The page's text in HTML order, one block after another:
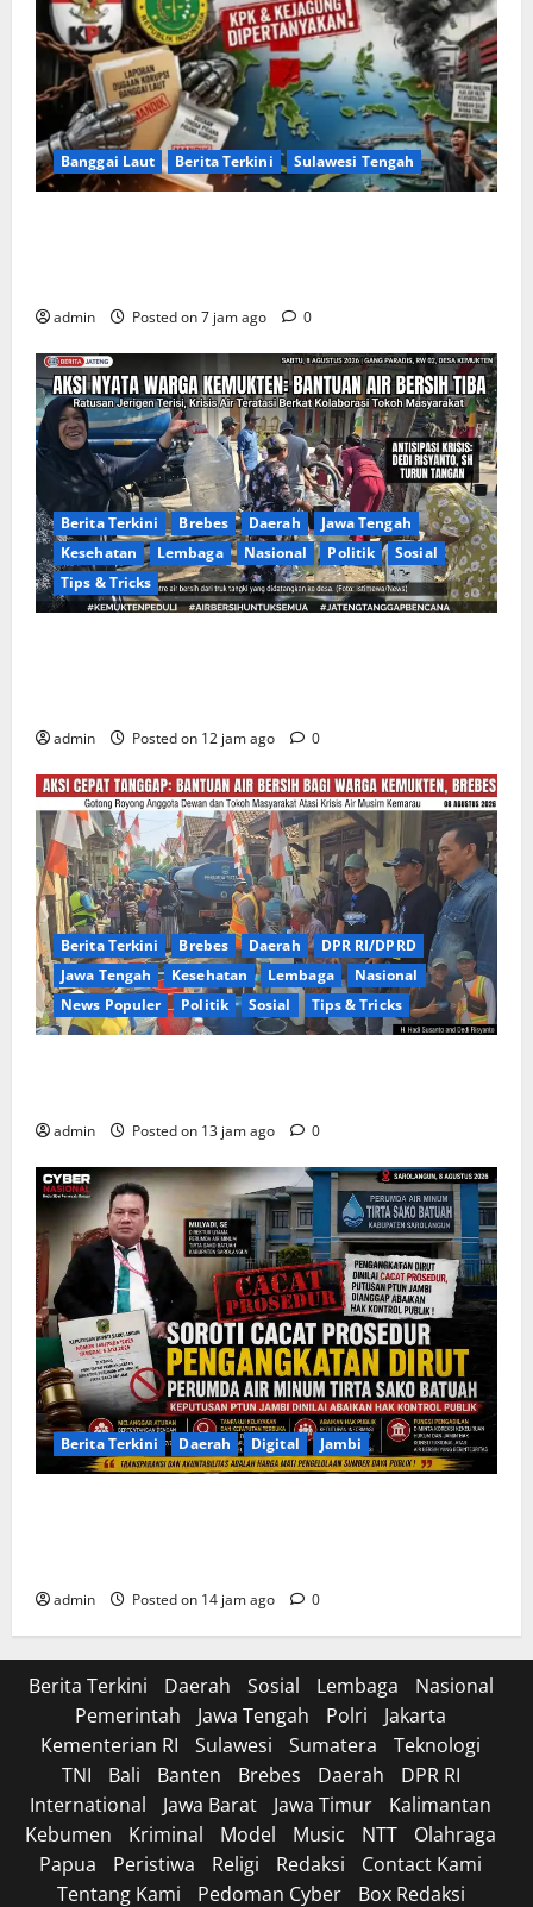
Banggai Laut Berita Terkini Sulawesi Tengah
admin Posted on 7 jam ago 0
Berita Terkini Brebes Daerah
Jawa Tengah
Kesehatan
Lembaga Nasional Politik
Sosial
Tips & Tricks
admin Posted on 12 jam ago 0
Berita Terkini Brebes Daerah
DPR RI/DPRD
Jawa Tengah
Kesehatan Lembaga
Nasional
News Populer
Politik Sosial Tips & Tricks
admin Posted on 13 jam ago 0
Berita Terkini Daerah Digital Jambi
admin Posted on 14 jam ago 0
Berita Terkini Daerah Sosial Lembaga
Nasional
Pemerintah
Jawa Tengah Polri
Jakarta
Kementerian RI
Sulawesi Sumatera
Teknologi
TNI
Bali Banten Brebes Daerah
DPR RI
International
Jawa Barat Jawa Timur
Kalimantan
Kebumen
Kriminal Model Music NTT
Olahraga
Papua
Peristiwa Religi Redaksi
Contact Kami
Tentang Kami
Pedoman Cyber Box Redaksi